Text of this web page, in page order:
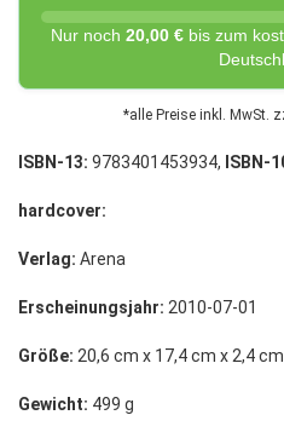
Nur noch 20,00 € bis zum
*alle Preise inkl. MwSt.
ISBN-13: 9783401453934, ISBN-
hardcover:
Verlag: Arena
Erscheinungsjahr: 2010-07-01
Größe: 20,6 cm x 17,4 cm x 2,4 cm
Gewicht: 499 g